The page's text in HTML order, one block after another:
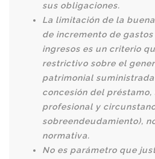
sus obligaciones.
La limitación de la
de incremento de
ingresos es un criterio
restrictivo sobre el
patrimonial
concesión del
profesional y
sobreendeudamiento),
normativa.
No es parámetro que